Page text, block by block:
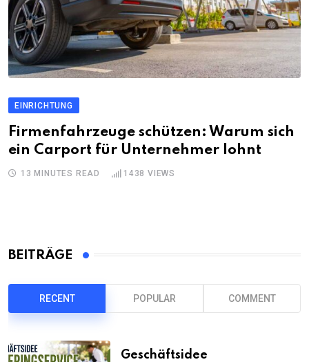
EINRICHTUNG
Firmenfahrzeuge schützen: Warum sich
ein Carport für Unternehmer lohnt
13 MINUTES READ 1438 VIEWS
BEITRÄGE
RECENT POPULAR COMMENT
Geschäftsidee